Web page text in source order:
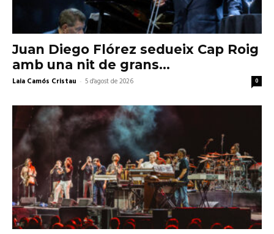
Juan Diego Flórez sedueix Cap Roig
amb una nit de grans...
Laia Camós Cristau - 5 d'agost de 2026 0